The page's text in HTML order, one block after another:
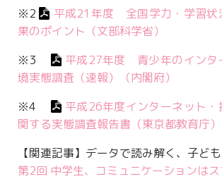
※2
平成21年度 全国学力・学習
果のポイント（文部科学省）
※3
平成27年度 青少年のインタ
境実態調査（速報）（内閣府）
※4
平成26年度インターネット・
関する実態調査報告書（東京都教育庁）
【関連記事】データで読み解く、子ど
第2回 中学生、コミュニケーションは